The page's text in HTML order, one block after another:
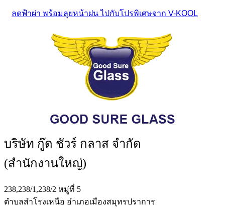
ลดฟ้าผ่า พร้อมลุยหน้าฝน ไปกับโปรพิเศษจาก V-KOOL
บริษัท กู๊ด ชัวร์ กลาส จำกัด
(สำนักงานใหญ่)
238,238/1,238/2 หมู่ที่ 5
ตำบลสำโรงเหนือ อำเภอเมืองสมุทรปราการ